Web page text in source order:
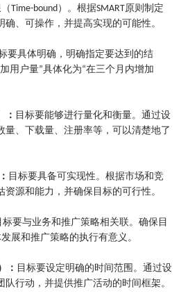
Time-bound）。根据SMART原则制定
确、可操作，并提高实现的可能性。
要具体明确，明确指定要达到的结
用户量”具体化为“在三个月内增加
： 目标要能够进行量化和衡量。通过设
量、下载量、注册率等，可以清楚地了
目标要具备可实现性。根据市场和竞
源和能力，并确保目标的可行性。
标要与业务和推广策略相关联。确保目
展和推广策略的执行有意义。
： 目标要设定明确的时间范围。通过设
行动，并提供推广活动的时间框架。